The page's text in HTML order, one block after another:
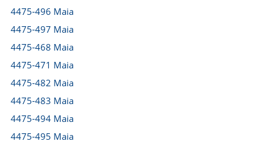
4475-496 Maia
4475-497 Maia
4475-468 Maia
4475-471 Maia
4475-482 Maia
4475-483 Maia
4475-494 Maia
4475-495 Maia